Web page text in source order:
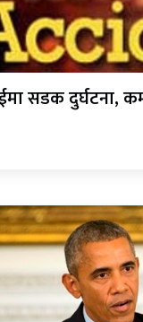
सडक दुर्घटना,